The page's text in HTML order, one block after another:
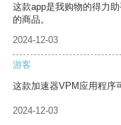
这款app是我购物的得力
的商品。
2024-12-03
游客
这款加速器VPM应用程序
2024-12-03